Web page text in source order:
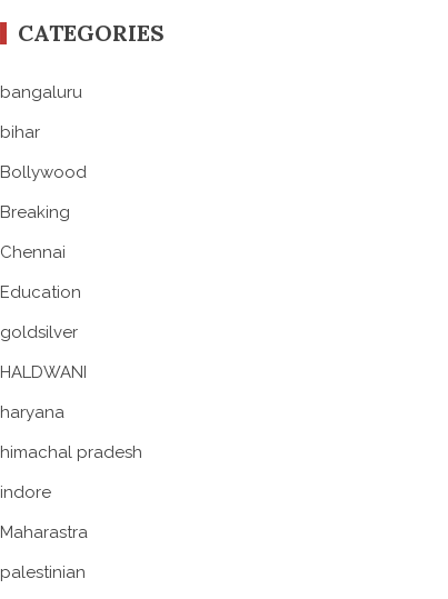
CATEGORIES
bangaluru
bihar
Bollywood
Breaking
Chennai
Education
goldsilver
HALDWANI
haryana
himachal pradesh
indore
Maharastra
palestinian